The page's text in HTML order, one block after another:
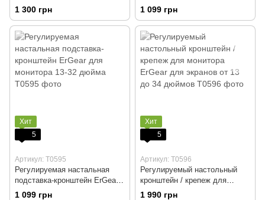
телевизора USX-MOUNT
Caravan 17-43 дюймов
1 300 грн
вращением 360°
1 099 грн
Хит
5
Артикул: T0595
Регулируемая настальная
подставка-кронштейн ErGear
для монитора 13-32 дюйма
1 099 грн
Хит
5
Артикул: T0596
Регулируемый настольный
кронштейн / крепеж для
монитора ErGear для экранов
1 990 грн